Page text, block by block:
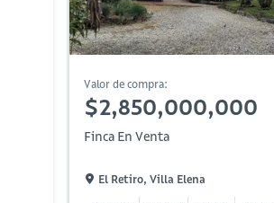
Valor de compra:
$2,850,000,000
Finca En Venta
El Retiro, Villa Elena